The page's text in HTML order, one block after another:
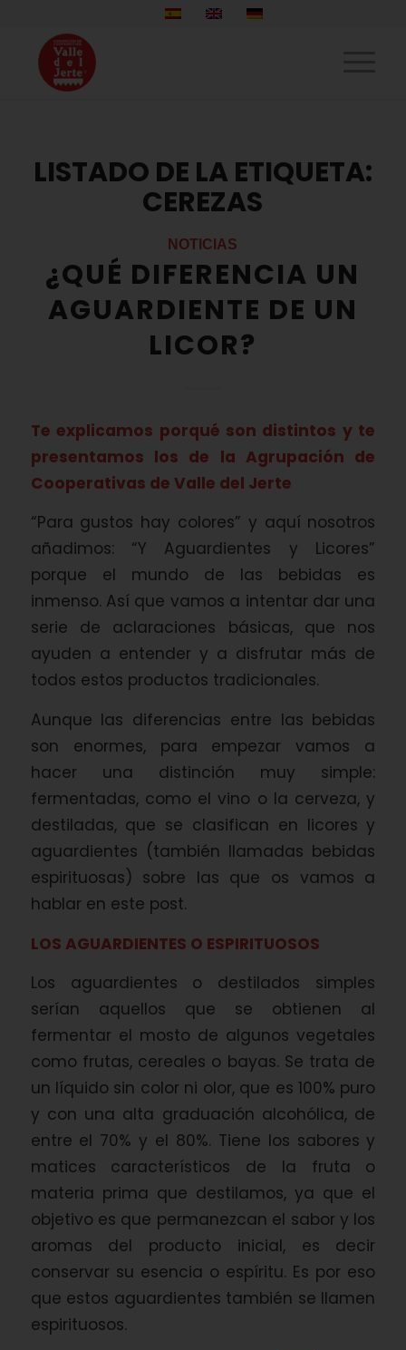
LISTADO DE LA ETIQUETA:
CEREZAS
NOTICIAS
¿QUÉ DIFERENCIA UN
AGUARDIENTE DE UN
LICOR?
Te explicamos porqué son distintos y te
presentamos los de la Agrupación de
Cooperativas de Valle del Jerte
“Para gustos hay colores” y aquí nosotros
añadimos: “Y Aguardientes y Licores”
porque el mundo de las bebidas es
inmenso. Así que vamos a intentar dar una
serie de aclaraciones básicas, que nos
ayuden a entender y a disfrutar más de
todos estos productos tradicionales.
Aunque las diferencias entre las bebidas
son enormes, para empezar vamos a
hacer una distinción muy simple:
fermentadas, como el vino o la cerveza, y
destiladas, que se clasifican en licores y
aguardientes (también llamadas bebidas
espirituosas) sobre las que os vamos a
hablar en este post.
LOS AGUARDIENTES O ESPIRITUOSOS
Los aguardientes o destilados simples
serían aquellos que se obtienen al
fermentar el mosto de algunos vegetales
como frutas, cereales o bayas. Se trata de
un líquido sin color ni olor, que es 100% puro
y con una alta graduación alcohólica, de
entre el 70% y el 80%. Tiene los sabores y
matices característicos de la fruta o
materia prima que destilamos, ya que el
objetivo es que permanezcan el sabor y los
aromas del producto inicial, es decir
conservar su esencia o espíritu. Es por eso
que estos aguardientes también se llamen
espirituosos.